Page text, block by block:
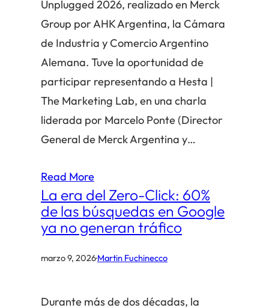
Unplugged 2026, realizado en Merck
Group por AHK Argentina, la Cámara
de Industria y Comercio Argentino
Alemana. Tuve la oportunidad de
participar representando a Hesta |
The Marketing Lab, en una charla
liderada por Marcelo Ponte (Director
General de Merck Argentina y…
Read More
La era del Zero-Click: 60%
de las búsquedas en Google
ya no generan tráfico
marzo 9, 2026·Martin Fuchinecco
Durante más de dos décadas, la